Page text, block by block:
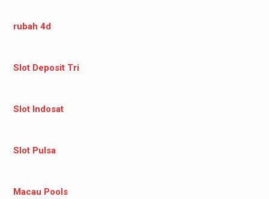
rubah 4d
Slot Deposit Tri
Slot Indosat
Slot Pulsa
Macau Pools